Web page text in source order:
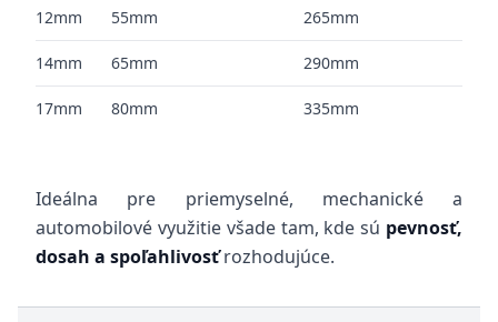
12mm 55mm 265mm
14mm 65mm 290mm
17mm 80mm 335mm
Ideálna pre priemyselné, mechanické a
automobilové využitie všade tam, kde sú pevnosť,
dosah a spoľahlivosťrozhodujúce.